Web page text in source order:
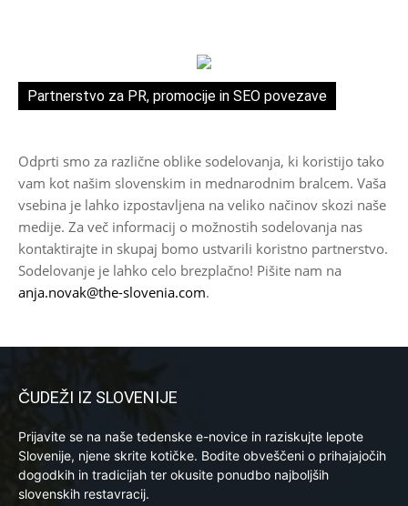
Partnerstvo za PR, promocije in SEO povezave
Odprti smo za različne oblike sodelovanja, ki koristijo tako
vam kot našim slovenskim in mednarodnim bralcem. Vaša
vsebina je lahko izpostavljena na veliko načinov skozi naše
medije. Za več informacij o možnostih sodelovanja nas
kontaktirajte in skupaj bomo ustvarili koristno partnerstvo.
Sodelovanje je lahko celo brezplačno! Pišite nam na
anja.novak@the-slovenia.com.
ČUDEŽI IZ SLOVENIJE
Prijavite se na naše tedenske e-novice in raziskujte lepote
Slovenije, njene skrite kotičke. Bodite obveščeni o prihajajočih
dogodkih in tradicijah ter okusite ponudbo najboljših
slovenskih restavracij.